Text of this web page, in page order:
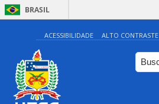
BRASIL
ACESSIBILIDADE ALTO CONTRASTE